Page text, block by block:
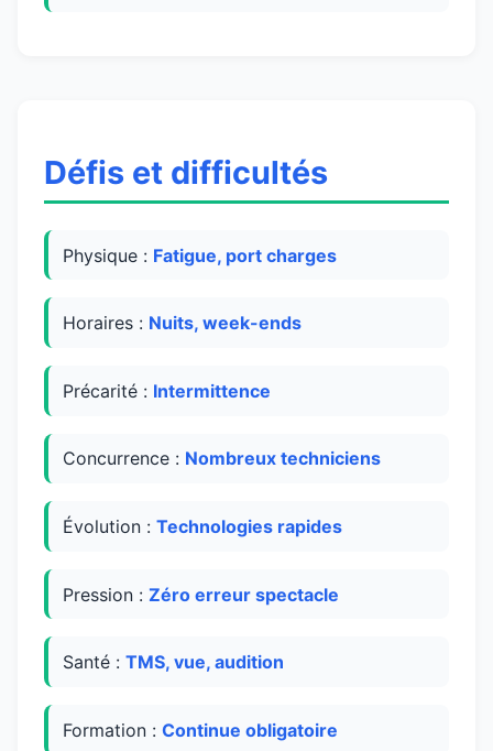
Défis et difficultés
Physique : Fatigue, port charges
Horaires : Nuits, week-ends
Précarité : Intermittence
Concurrence : Nombreux techniciens
Évolution : Technologies rapides
Pression : Zéro erreur spectacle
Santé : TMS, vue, audition
Formation : Continue obligatoire